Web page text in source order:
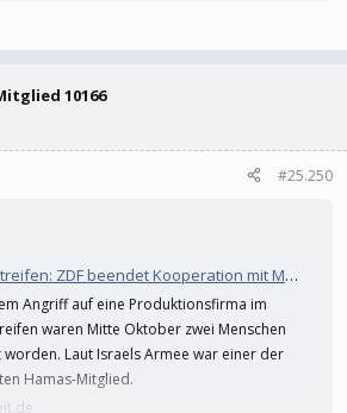
10166
#25.250
ZDF beendet Kooperation mit Medienfirma wegen Hamas-Mitgliedschaft
Angriff auf eine Produktionsfirma im
waren Mitte Oktober zwei Menschen
worden. Laut Israels Armee war einer der
Hamas-Mitglied.